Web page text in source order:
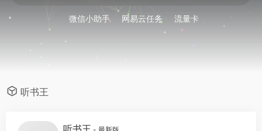
微信小助手 网易云任务 流量卡
听书王
听书王